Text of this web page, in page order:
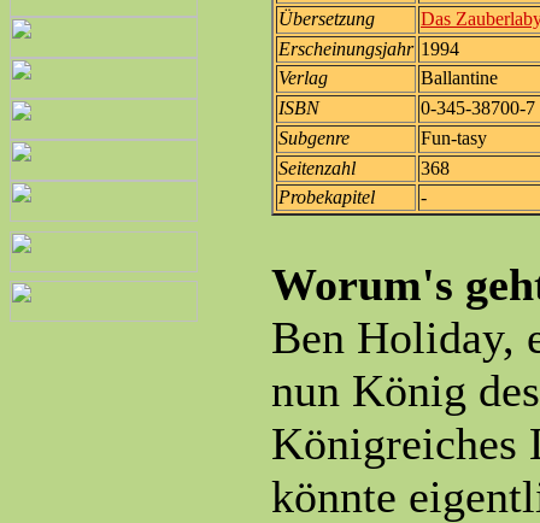
Übersetzung
Das
Erscheinungsjahr 1994
Verlag
Ballantine
ISBN
0-345-38700-7
Subgenre
Fun-tasy
Seitenzahl
368
Probekapitel
-
Worum's
Ben Holiday,
nun König
Königreiches
könnte